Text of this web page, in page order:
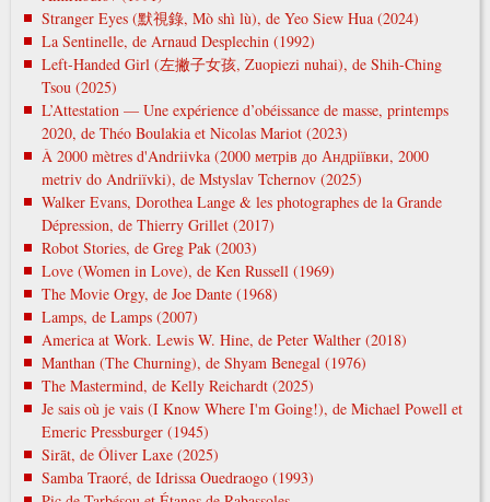
Stranger Eyes (默視錄, Mò shì lù), de Yeo Siew Hua (2024)
La Sentinelle, de Arnaud Desplechin (1992)
Left-Handed Girl (左撇子女孩, Zuopiezi nuhai), de Shih-Ching
Tsou (2025)
L’Attestation — Une expérience d’obéissance de masse, printemps
2020, de Théo Boulakia et Nicolas Mariot (2023)
À 2000 mètres d'Andriivka (2000 метрів до Андріївки, 2000
metrіv do Andrіїvki), de Mstyslav Tchernov (2025)
Walker Evans, Dorothea Lange & les photographes de la Grande
Dépression, de Thierry Grillet (2017)
Robot Stories, de Greg Pak (2003)
Love (Women in Love), de Ken Russell (1969)
The Movie Orgy, de Joe Dante (1968)
Lamps, de Lamps (2007)
America at Work. Lewis W. Hine, de Peter Walther (2018)
Manthan (The Churning), de Shyam Benegal (1976)
The Mastermind, de Kelly Reichardt (2025)
Je sais où je vais (I Know Where I'm Going!), de Michael Powell et
Emeric Pressburger (1945)
Sirāt, de Óliver Laxe (2025)
Samba Traoré, de Idrissa Ouedraogo (1993)